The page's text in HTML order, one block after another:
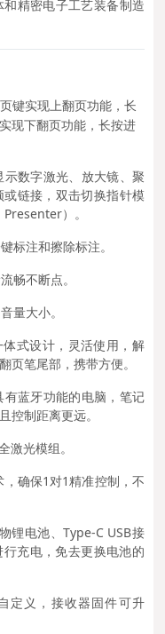
精密电子工艺装备制造
键实现上翻页功能，长
现下翻页功能，长按进
数字激光、放大镜、聚
链接，双击切换指针模
）。
标注和擦除标注。
畅不断点。
量大小。
式设计，灵活使用，解
页笔尾部，携带方便。
蓝牙功能的电脑，笔记
控制距离更远。
激光模组。
确保1对1精准控制，不
锂电池、Type-C USB接
充电，免去更换电池的
定义，接收器固件可升